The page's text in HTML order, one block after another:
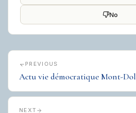
No
PREVIOUS
Actu vie démocratique Mont-Dol
NEXT